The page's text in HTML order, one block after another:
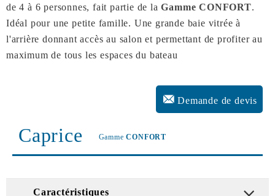
de 4 à 6 personnes, fait partie de laGamme CONFORT.
Idéal pour une petite famille. Une grande baie vitrée à
l'arrière donnant accès au salon et permettant de profiter au
maximum de tous les espaces du bateau
Demande de devis
Caprice GammeCONFORT
Caractéristiques